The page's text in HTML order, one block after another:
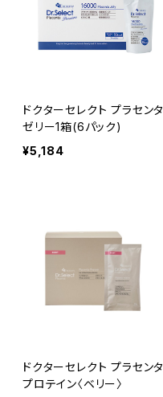
ドクターセレクト プラセンタ
ゼリー1箱(6パック)
¥5,184
ドクターセレクト プラセンタ
プロテイン〈ベリー〉